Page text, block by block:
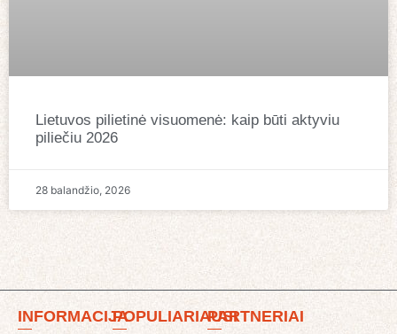
Lietuvos pilietinė visuomenė: kaip būti aktyviu
piliečiu 2026
28 balandžio, 2026
INFORMACIJAPOPULIARIAUSIPARTNERIAI